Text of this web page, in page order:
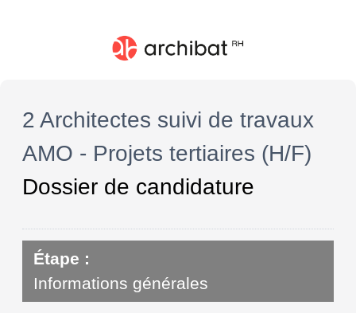
2 Architectes suivi de travaux
AMO - Projets tertiaires (H/F)
Dossier de candidature
Étape :
Informations générales